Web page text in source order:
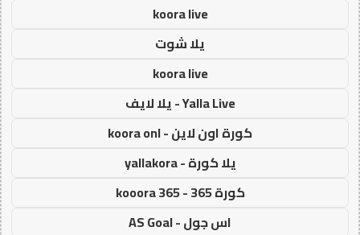
koora live
يلا شوت
koora live
Yalla Live - يلا لايف
كورة اون لاين - koora onl
يلا كورة - yallakora
كورة 365 - kooora 365
اس جول - AS Goal